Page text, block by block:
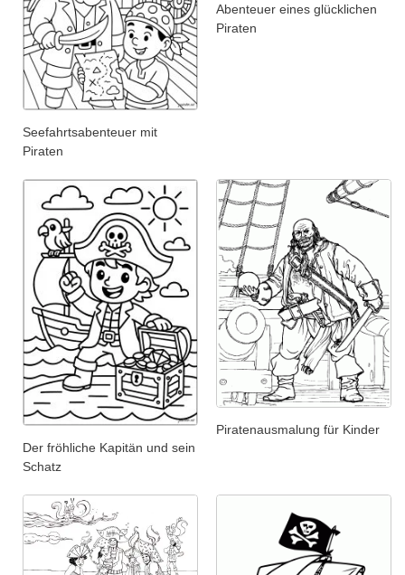
Seefahrtsabenteuer mit
Piraten
Abenteuer eines glücklichen
Piraten
Der fröhliche Kapitän und sein
Schatz
Piratenausmalung für Kinder